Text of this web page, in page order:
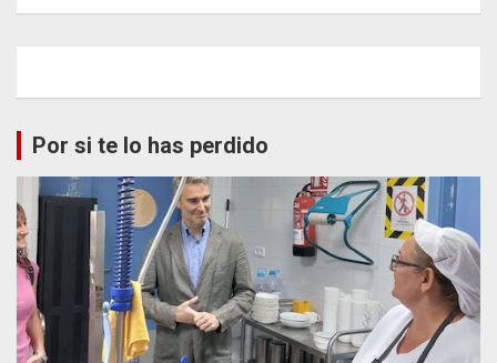
Por si te lo has perdido